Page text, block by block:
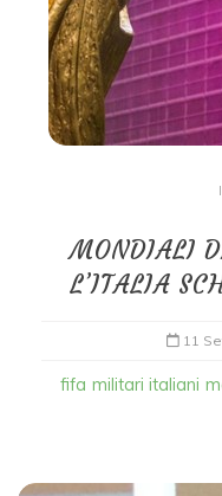
MONDIALI
L’ITALIA
11
fifa militari italiani